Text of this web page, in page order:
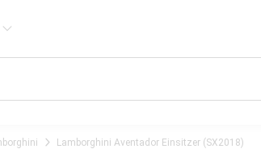
Lamborghini Aventador Einsitzer (SX2018)